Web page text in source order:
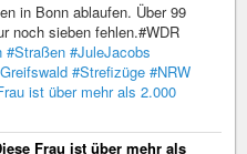
in Bonn ablaufen. Über 99
noch sieben fehlen.#WDR
#Straßen #JuleJacobs
#Strefizüge #NRW
ist über mehr als 2.000
Frau ist über mehr als